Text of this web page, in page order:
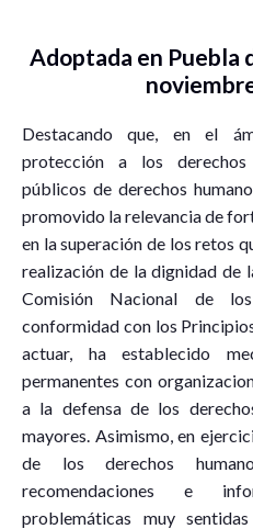
Adoptada en Puebla
Destacando que, en el
protección a los derechos
públicos de derechos
promovido la relevancia de
en la superación de los retos
realización de la dignidad de
Comisión Nacional de
conformidad con los
actuar, ha establecido
permanentes con
a la defensa de los
mayores. Asimismo, en
de los derechos
recomendaciones e
problemáticas muy